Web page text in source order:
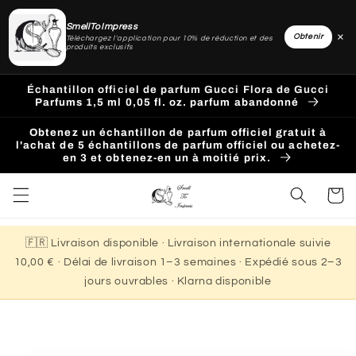
Ignorer
passer
au
Échantillon officiel de parfum Gucci Flora de Gucci
Parfums 1,5 ml 0,05 fl. oz. parfum abandonné
Obtenez un échantillon de parfum officiel gratuit à
l'achat de 5 échantillons de parfum officiel ou achetez-
en 3 et obtenez-en un à moitié prix.
Panier
🇫🇷 Livraison disponible · Livraison internationale suivie
10,00 € · Délai de livraison 1–3 semaines · Expédié sous 2–3
jours ouvrables · Klarna disponible
SmellToImpress
Téléchargez l'application pour 10% de réduction et des
produits exclusifs
Obtenir ×